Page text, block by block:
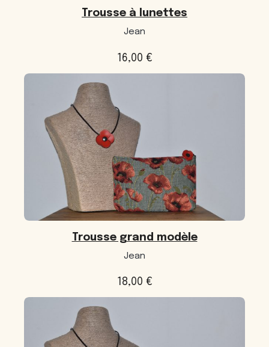
Trousse à lunettes
Jean
16,00 €
Trousse grand modèle
Jean
18,00 €